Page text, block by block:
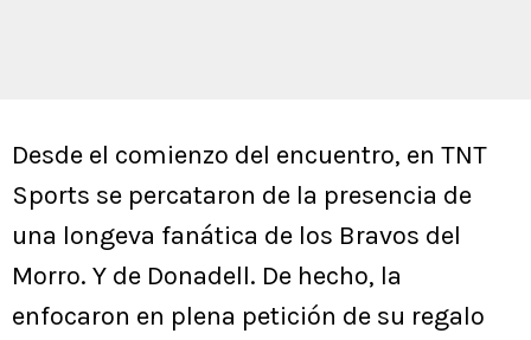
Desde el comienzo del encuentro, en TNT
Sports se percataron de la presencia de
una longeva fanática de los Bravos del
Morro. Y de Donadell. De hecho, la
enfocaron en plena petición de su regalo